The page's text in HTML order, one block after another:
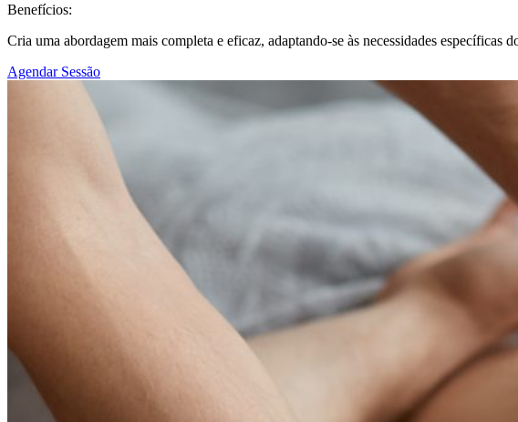
Benefícios:
Cria uma abordagem mais completa e eficaz, adaptando-se às necessidades específicas
Agendar Sessão